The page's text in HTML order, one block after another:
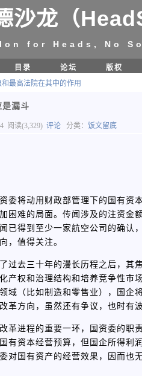
沙龙（
for Heads, No
目录 论坛 版权
最高法院在其中的作用
漏斗
阅读(3,329) 评论 分类： 饭文留底
委将动用财政部管理下的国有
困难的局面。传闻涉及的注资金
已得到至少一家航空公司的确认
，值得关注。
过去三十年的漫长历程之后，其
产权和治理结构和培养竞争性市
域（比如制造和零售业），国企
革方向，虽然还有争议，也时有
革进程的重要一环，国资委的职
有资本经营预算，但国企所得利
对国有资产的经营效果，因而也